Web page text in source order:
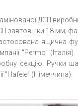
ДСП
завтовшки 18 мм;
ящична
"Permo"
секцію. Ручки
"Hafele" (Німеччина).